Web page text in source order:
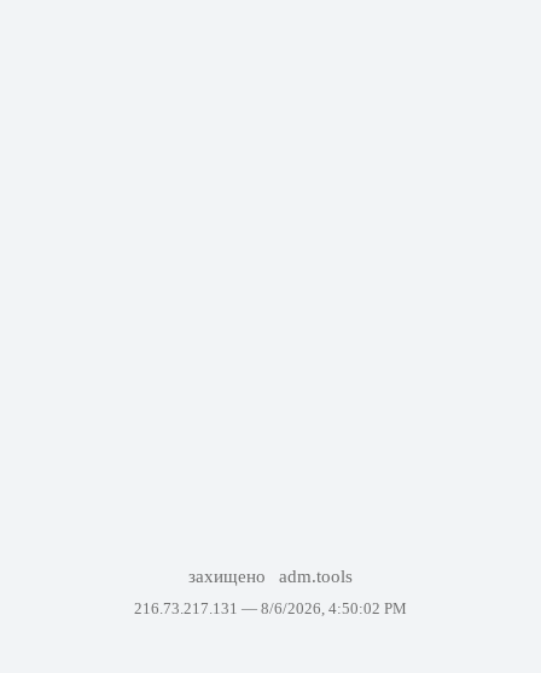
захищено adm.tools
216.73.217.131 — 8/6/2026, 4:50:02 PM